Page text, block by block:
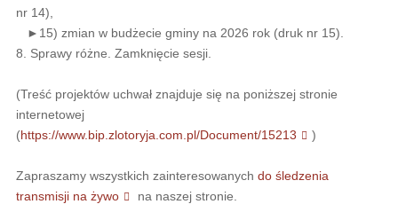
nr 14),
►15) zmian w budżecie gminy na 2026 rok (druk nr 15).
8. Sprawy różne. Zamknięcie sesji.
(Treść projektów uchwał znajduje się na poniższej stronie
internetowej
(https://www.bip.zlotoryja.com.pl/Document/15213 )
Zapraszamy wszystkich zainteresowanych do śledzenia
transmisji na żywo
na naszej stronie.